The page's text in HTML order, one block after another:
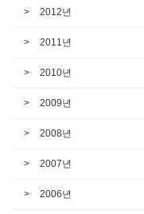
2012년
2011년
2010년
2009년
2008년
2007년
2006년